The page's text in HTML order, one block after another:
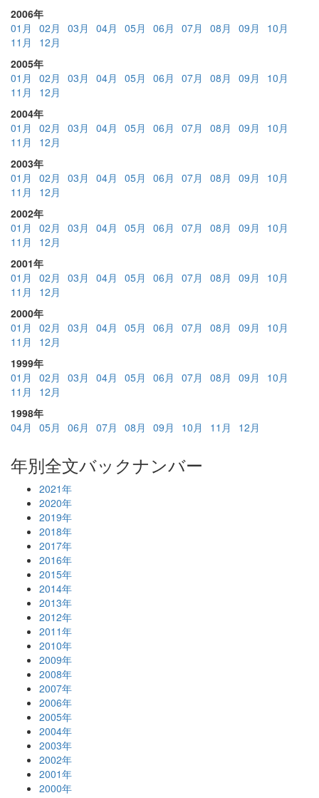
2006年
01月
02月 03月 04月 05月 06月 07月 08月 09月
10月
11月
12月
2005年
01月
02月 03月 04月 05月 06月 07月 08月 09月
10月
11月
12月
2004年
01月
02月 03月 04月 05月 06月 07月 08月 09月
10月
11月
12月
2003年
01月
02月 03月 04月 05月 06月 07月 08月 09月
10月
11月
12月
2002年
01月
02月 03月 04月 05月 06月 07月 08月 09月
10月
11月
12月
2001年
01月
02月 03月 04月 05月 06月 07月 08月 09月
10月
11月
12月
2000年
01月
02月 03月 04月 05月 06月 07月 08月 09月
10月
11月
12月
1999年
01月
02月 03月 04月 05月 06月 07月 08月 09月
10月
11月
12月
1998年
04月
05月 06月 07月 08月 09月 10月 11月 12月
年別全文バックナンバー
2021年
2020年
2019年
2018年
2017年
2016年
2015年
2014年
2013年
2012年
2011年
2010年
2009年
2008年
2007年
2006年
2005年
2004年
2003年
2002年
2001年
2000年